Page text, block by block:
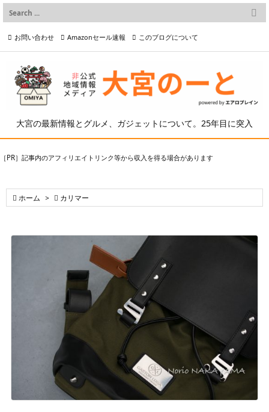
大宮の最新情報とグルメ、ガジェットについて。25年目に突入

メニュー

検索
お問い合わせ Amazonセール速報 このブログについて
プライバシーポリシー等
［PR］記事内のアフィリエイトリンク等から収入を得る場合があります
 ホーム >  カリマー